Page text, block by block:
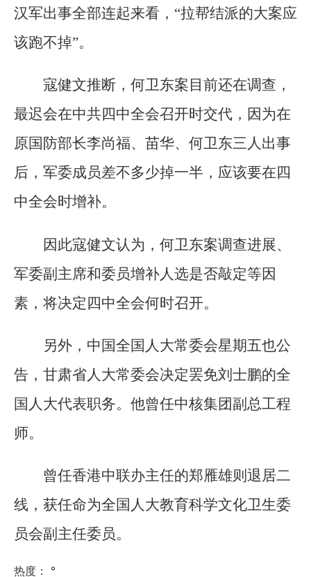
汉军出事全部连起来看，“拉帮结派的大案应
该跑不掉”。
寇健文推断，何卫东案目前还在调查，
最迟会在中共四中全会召开时交代，因为在
原国防部长李尚福、苗华、何卫东三人出事
后，军委成员差不多少掉一半，应该要在四
中全会时增补。
因此寇健文认为，何卫东案调查进展、
军委副主席和委员增补人选是否敲定等因
素，将决定四中全会何时召开。
另外，中国全国人大常委会星期五也公
告，甘肃省人大常委会决定罢免刘士鹏的全
国人大代表职务。他曾任中核集团副总工程
师。
曾任香港中联办主任的郑雁雄则退居二
线，获任命为全国人大教育科学文化卫生委
员会副主任委员。
热度： °